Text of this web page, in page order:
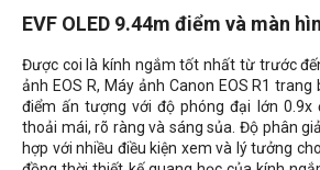
EVF OLED 9.44m điểm và màn
Được coi là kính ngắm tốt nhất từ ​​trước
ảnh EOS R, Máy ảnh Canon EOS R1 trang
điểm ấn tượng với độ phóng đại lớn
thoải mái, rõ ràng và sáng sủa. Độ phân
hợp với nhiều điều kiện xem và lý tưởng